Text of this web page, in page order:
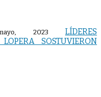
2023
LÍDERES
SOSTUVIERON